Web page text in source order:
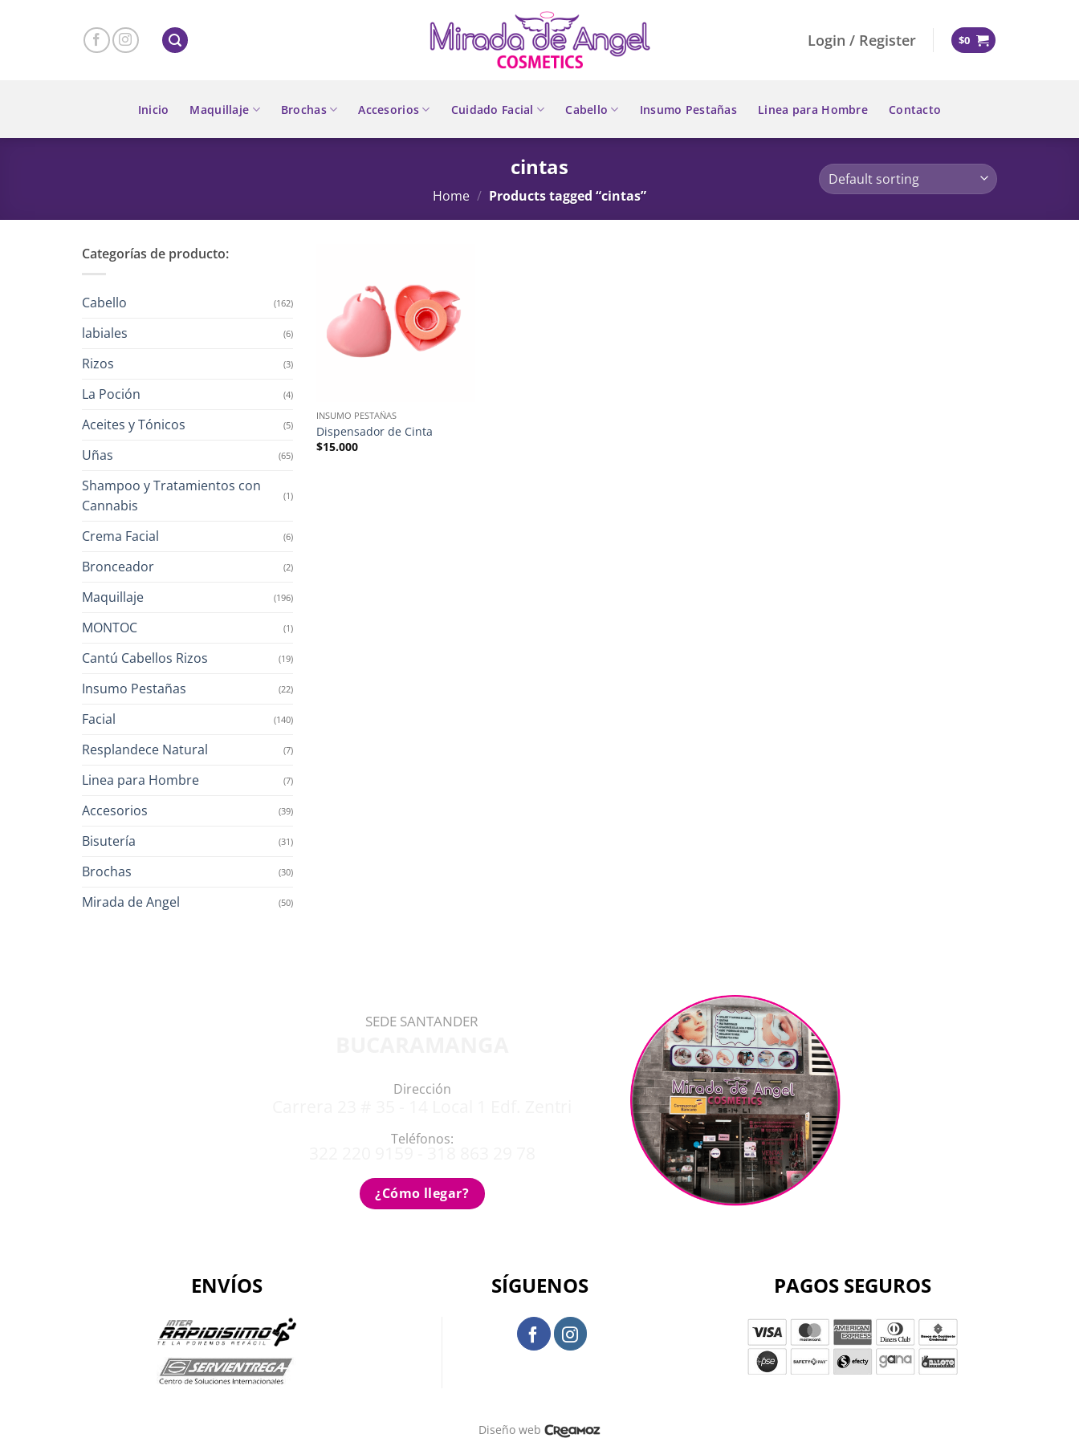
Login / Register $0
Inicio Maquillaje Brochas Accesorios Cuidado Facial Cabello Insumo Pestañas Linea para Hombre Contacto
cintas
Home / Products tagged “cintas”
Categorías de producto:
Cabello (162)
labiales (6)
Rizos (3)
La Poción (4)
Aceites y Tónicos (5)
Uñas (65)
Shampoo y Tratamientos con
Cannabis
(1)
Crema Facial (6)
Bronceador (2)
Maquillaje (196)
MONTOC (1)
Cantú Cabellos Rizos (19)
Insumo Pestañas (22)
Facial (140)
Resplandece Natural (7)
Linea para Hombre (7)
Accesorios (39)
Bisutería (31)
Brochas (30)
Mirada de Angel (50)
INSUMO PESTAÑAS
Dispensador de Cinta
$15.000
SEDE SANTANDER
Dirección
Teléfonos:
¿Cómo llegar?
ENVÍOS SÍGUENOS PAGOS SEGUROS
Diseño web